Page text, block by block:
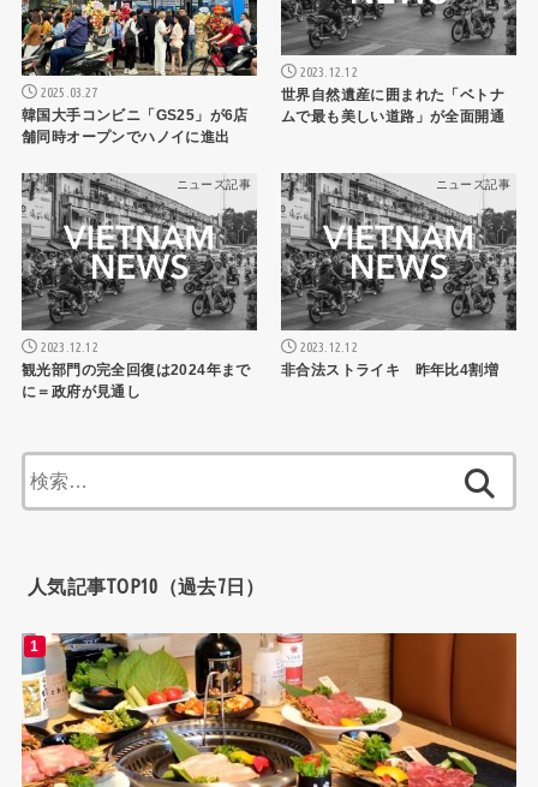
2025.03.27
韓国大手コンビニ「GS25」が6店
舗同時オープンでハノイに進出
2023.12.12
世界自然遺産に囲まれた「ベトナ
ムで最も美しい道路」が全面開通
ニュース記事
2023.12.12
観光部門の完全回復は2024年まで
に＝政府が見通し
ニュース記事
2023.12.12
非合法ストライキ 昨年比4割増
索:
人気記事TOP10（過去7日）